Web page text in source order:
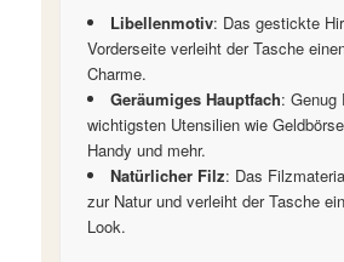
Libellenmotiv: Das gestickte
Vorderseite verleiht der Tasche
Charme.
Geräumiges Hauptfach: Genug
wichtigsten Utensilien wie
Handy und mehr.
Natürlicher Filz: Das
zur Natur und verleiht der Tasche
Look.